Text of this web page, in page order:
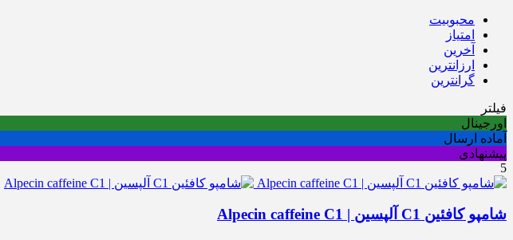
محبوبیت
امتیاز
آخرین
ارزانترین
گرانترین
فیلتر
اورجینال
آماده ارسال
پیشنهادی
5
شامپو کافئین C1 آلپسین | Alpecin caffeine C1